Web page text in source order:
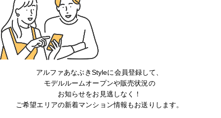
アルファあなぶきStyleに会員登録して、
モデルルームオープンや販売状況の
お知らせをお見逃しなく！
ご希望エリアの新着マンション情報もお送りします。